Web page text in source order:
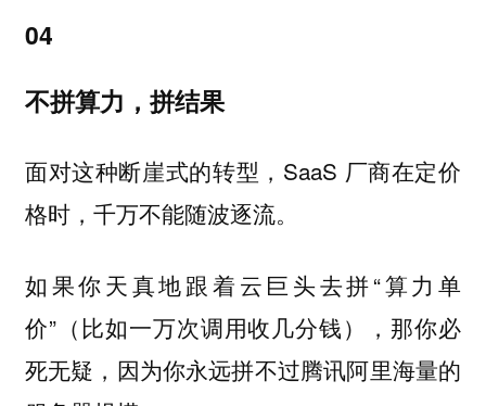
04
不拼算力，拼结果
面对这种断崖式的转型，SaaS 厂商在定价
格时，千万不能随波逐流。
如果你天真地跟着云巨头去拼“算力单
价”（比如一万次调用收几分钱），那你必
死无疑，因为你永远拼不过腾讯阿里海量的